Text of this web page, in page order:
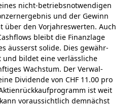
nicht-betriebs­not­wendigen
und der Gewinn
über den Vor­jahres­wer­ten. Auch
bleibt die Finanz­lage
äusserst solide. Dies gewähr­
und bildet eine verlässliche
Wachstum. Der Ver­wal­
Dividende von CHF 11.00 pro
ist weit
vor­aus­sichtlich demnächst